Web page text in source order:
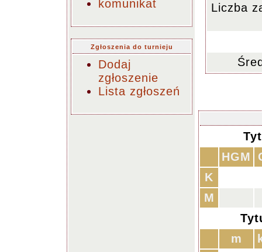
komunikat
Zgłoszenia do turnieju
Dodaj
zgłoszenie
Lista zgłoszeń
Liczba
HGM
K
M
m